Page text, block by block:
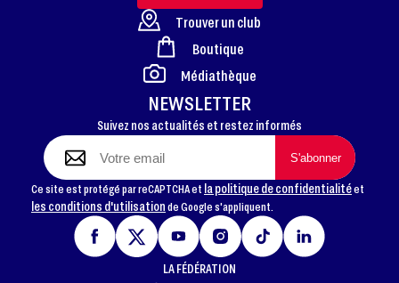
FOOTER
NEWSLETTER
Suivez nos actualités et restez informés
Ce site est protégé par reCAPTCHA et la politique de confidentialitéet
les conditions d'utilisationde Google s'appliquent.
Trouver un club
Boutique
Médiathèque
LA FÉDÉRATION